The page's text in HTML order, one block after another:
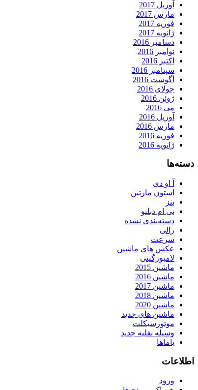
آوریل 2017
مارس 2017
فوریه 2017
ژانویه 2017
دسامبر 2016
نوامبر 2016
اکتبر 2016
سپتامبر 2016
آگوست 2016
جولای 2016
ژوئن 2016
می 2016
آوریل 2016
مارس 2016
فوریه 2016
ژانویه 2016
دسته‌ها
آ او دی
استون مارتین
بنز
بی ام دبلیو
دسته‌بندی نشده
رالی
سرعت
عکس های ماشین
لامبورگینی
ماشین 2015
ماشین 2016
ماشین 2017
ماشین 2018
ماشین 2020
ماشین های جدید
موتورسیکلت
وسیله نقلیه جدید
یاماها
اطلاعات
ورود